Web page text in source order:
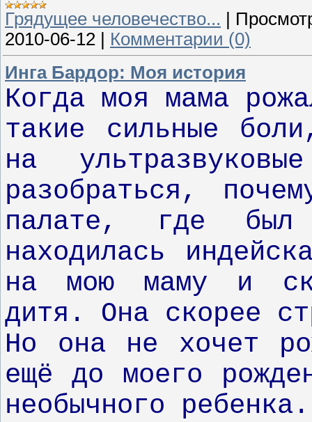
Грядущее человечество...
2010-06-12
Комментарии (0)
Инга Бардор: Моя история
Когда моя мама
такие сильные
на
разобраться,
палате, где был
находилась
на мою маму и
дитя. Она скорее
Но она не хочет
ещё до моего
необычного ребенка.